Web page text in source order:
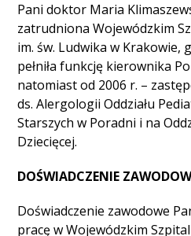
Pani doktor Maria
zatrudniona Wojewódzkim
im. św. Ludwika w Krakowie,
pełniła funkcję kierownika
natomiast od 2006 r. –
ds. Alergologii Oddziału
Starszych w Poradni i na
Dziecięcej.
DOŚWIADCZENIE
Doświadczenie zawodowe
pracę w Wojewódzkim